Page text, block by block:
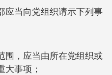
当向党组织请示下列事
围，应当由所在党组织或
大事项；